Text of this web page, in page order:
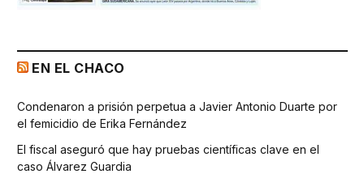
EN EL CHACO
Condenaron a prisión perpetua a Javier Antonio Duarte por
el femicidio de Erika Fernández
El fiscal aseguró que hay pruebas científicas clave en el
caso Álvarez Guardia